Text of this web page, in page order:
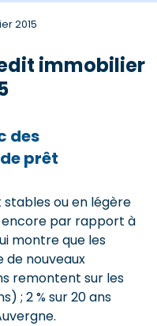
2015
immobilier
des
prêt
stables ou en légère
encore par rapport à
montre que les
de nouveaux
remontent sur les
; 2 % sur 20 ans